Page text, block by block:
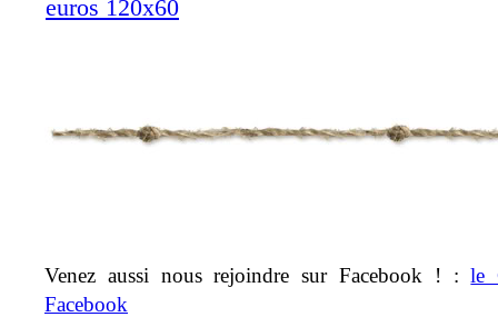
Venez aussi nous rejoindre sur Facebook ! :le
Facebook